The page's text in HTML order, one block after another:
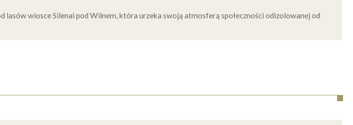
lasów wiosce Silenai pod Wilnem, która urzeka swoją atmosferą społeczności odizolowanej od